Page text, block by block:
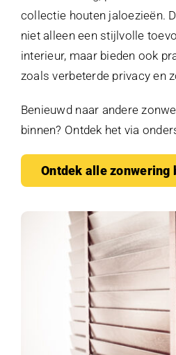
collectie houten jaloezieën.
niet alleen een stijlvolle
interieur, maar bieden ook
zoals verbeterde privacy en
Benieuwd naar andere
binnen? Ontdek het via
Ontdek alle zonwering